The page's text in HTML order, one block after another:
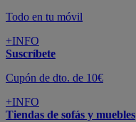
Todo en tu móvil
+INFO
Suscríbete
Cupón de dto. de 10€
+INFO
Tiendas de sofás y muebles